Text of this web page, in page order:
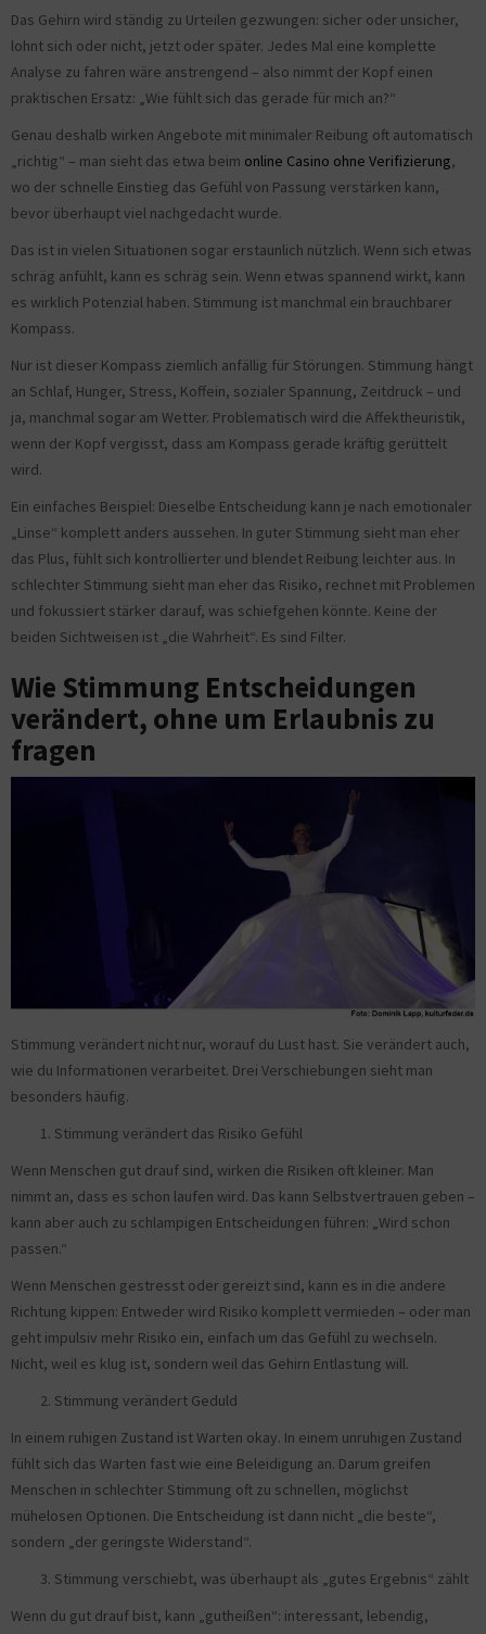
Das Gehirn wird ständig zu Urteilen gezwungen: sicher oder unsicher,
lohnt sich oder nicht, jetzt oder später. Jedes Mal eine komplette
Analyse zu fahren wäre anstrengend – also nimmt der Kopf einen
praktischen Ersatz: „Wie fühlt sich das gerade für mich an?“
Genau deshalb wirken Angebote mit minimaler Reibung oft automatisch
„richtig“ – man sieht das etwa beim online Casino ohne Verifizierung,
wo der schnelle Einstieg das Gefühl von Passung verstärken kann,
bevor überhaupt viel nachgedacht wurde.
Das ist in vielen Situationen sogar erstaunlich nützlich. Wenn sich etwas
schräg anfühlt, kann es schräg sein. Wenn etwas spannend wirkt, kann
es wirklich Potenzial haben. Stimmung ist manchmal ein brauchbarer
Kompass.
Nur ist dieser Kompass ziemlich anfällig für Störungen. Stimmung hängt
an Schlaf, Hunger, Stress, Koffein, sozialer Spannung, Zeitdruck – und
ja, manchmal sogar am Wetter. Problematisch wird die Affektheuristik,
wenn der Kopf vergisst, dass am Kompass gerade kräftig gerüttelt
wird.
Ein einfaches Beispiel: Dieselbe Entscheidung kann je nach emotionaler
„Linse“ komplett anders aussehen. In guter Stimmung sieht man eher
das Plus, fühlt sich kontrollierter und blendet Reibung leichter aus. In
schlechter Stimmung sieht man eher das Risiko, rechnet mit Problemen
und fokussiert stärker darauf, was schiefgehen könnte. Keine der
beiden Sichtweisen ist „die Wahrheit“. Es sind Filter.
Wie Stimmung Entscheidungen
verändert, ohne um Erlaubnis zu
fragen
Stimmung verändert nicht nur, worauf du Lust hast. Sie verändert auch,
wie du Informationen verarbeitet. Drei Verschiebungen sieht man
besonders häufig.
Stimmung verändert das Risiko Gefühl
Wenn Menschen gut drauf sind, wirken die Risiken oft kleiner. Man
nimmt an, dass es schon laufen wird. Das kann Selbstvertrauen geben –
kann aber auch zu schlampigen Entscheidungen führen: „Wird schon
passen.“
Wenn Menschen gestresst oder gereizt sind, kann es in die andere
Richtung kippen: Entweder wird Risiko komplett vermieden – oder man
geht impulsiv mehr Risiko ein, einfach um das Gefühl zu wechseln.
Nicht, weil es klug ist, sondern weil das Gehirn Entlastung will.
Stimmung verändert Geduld
In einem ruhigen Zustand ist Warten okay. In einem unruhigen Zustand
fühlt sich das Warten fast wie eine Beleidigung an. Darum greifen
Menschen in schlechter Stimmung oft zu schnellen, möglichst
mühelosen Optionen. Die Entscheidung ist dann nicht „die beste“,
sondern „der geringste Widerstand“.
Stimmung verschiebt, was überhaupt als „gutes Ergebnis“ zählt
Wenn du gut drauf bist, kann „gutheißen“: interessant, lebendig,